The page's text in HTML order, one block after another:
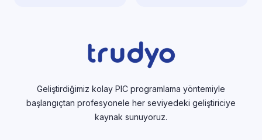
Geliştirdiğimiz kolay PIC programlama yöntemiyle
başlangıçtan profesyonele her seviyedeki geliştiriciye
kaynak sunuyoruz.